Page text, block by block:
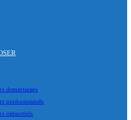
domestiques
professionnels
industriels